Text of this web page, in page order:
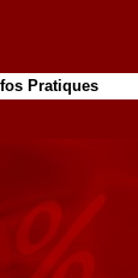
Pratiques